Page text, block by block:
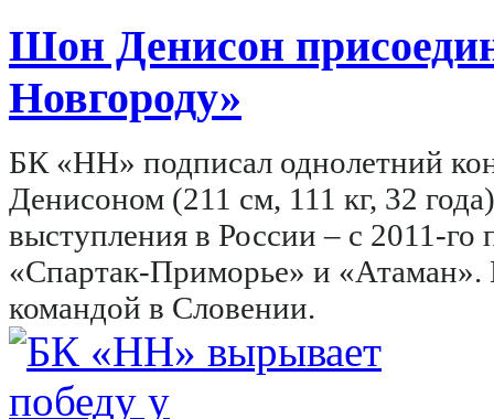
Шон Денисон
Новгороду»
БК «НН» подписал однолетний
Денисоном (211 см, 111 кг, 32
выступления в России – с 2011-го
«Спартак-Приморье» и «Атаман».
командой в Словении.